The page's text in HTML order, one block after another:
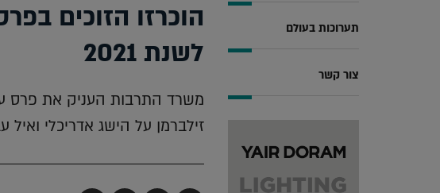
הוכרזו הזוכים
לשנת 2021
זילברמן על הישג אדריכלי
תערוכות בעולם
צור קשר